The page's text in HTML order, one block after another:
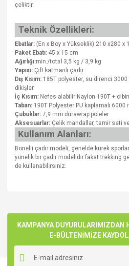
çeliktir.
Teknik Özellikleri:
Ebatlar: (En x Boy x Yükseklik) 210 x280 x
Paket Ebatı: 45 x 15 cm
Ağırlığı:min./total 3,5 kg / 3,9 kg
Yapısı: Çift katmanlı çadır
Dış Kısım: 185T polyester, su direnci
dikişler
İç Kısım: Nefes alabilir Naylon 190T +
Taban: 190T Polyester PU kaplamalı 6000
Çubuklar: 7,9 mm durawrap poleler
Aksesuarlar: Çelik mandallar, tamir seti
Kullanım Alanları:
Bonelli çadır modeli, genelde kürek
yönelik bir çadır modelidir fakat trekking
de kullanabilirsiniz.
Yorum Yaz
kullanarak tarafımıza iletebilirsiniz.
Görüş ve önerileriniz için teşekkür
Ürün resmi kalitesiz, bozuk veya
Ürün açıklamasında eksik bilgiler
KAMPANYA DUYURULARIMIZDAN
E-BÜLTENİMİZE